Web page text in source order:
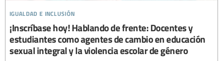
igualdad e inclusión
¡Inscríbase hoy! Hablando de frente: Docentes y
estudiantes como agentes de cambio en educación
sexual integral y la violencia escolar de género